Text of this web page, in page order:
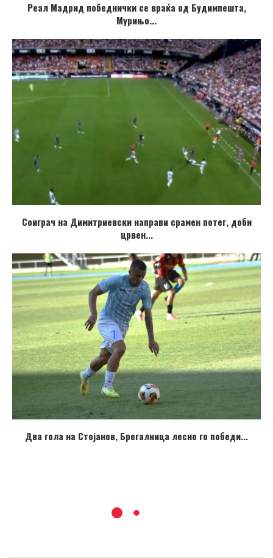
Реал Мадрид победнички се враќа од Будимпешта,
Мурињо...
Соиграч на Димитриевски направи срамен потег, доби
црвен...
Два гола на Стојанов, Брегалница лесно го победи...